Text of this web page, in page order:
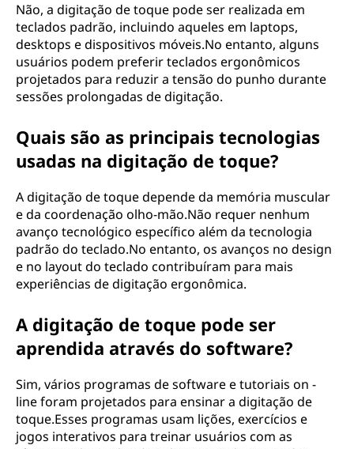
Não, a digitação de toque pode ser realizada em
teclados padrão, incluindo aqueles em laptops,
desktops e dispositivos móveis.No entanto, alguns
usuários podem preferir teclados ergonômicos
projetados para reduzir a tensão do punho durante
sessões prolongadas de digitação.
Quais são as principais tecnologias
usadas na digitação de toque?
A digitação de toque depende da memória muscular
e da coordenação olho-mão.Não requer nenhum
avanço tecnológico específico além da tecnologia
padrão do teclado.No entanto, os avanços no design
e no layout do teclado contribuíram para mais
experiências de digitação ergonômica.
A digitação de toque pode ser
aprendida através do software?
Sim, vários programas de software e tutoriais on -
line foram projetados para ensinar a digitação de
toque.Esses programas usam lições, exercícios e
jogos interativos para treinar usuários com as